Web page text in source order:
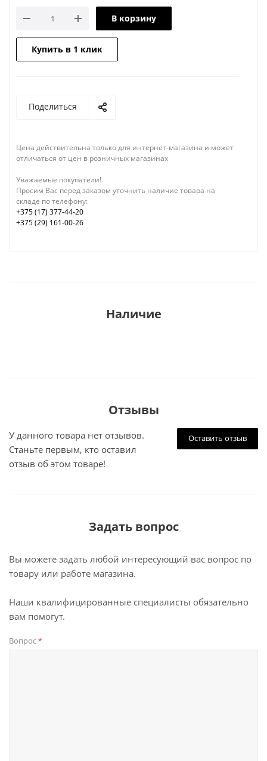
В корзину
Купить в 1 клик
Поделиться
Цена действительна только для интернет-магазина и может
отличаться от цен в розничных магазинах
Уважаемые покупатели!
Просим Вас перед заказом уточнить наличие товара на
складе по телефону:
+375 (17) 377-44-20
+375 (29) 161-00-26
Наличие
Отзывы
Оставить отзыв
У данного товара нет отзывов.
Станьте первым, кто оставил
отзыв об этом товаре!
Задать вопрос
Вы можете задать любой интересующий вас вопрос по
товару или работе магазина.
Наши квалифицированные специалисты обязательно
вам помогут.
Вопрос*